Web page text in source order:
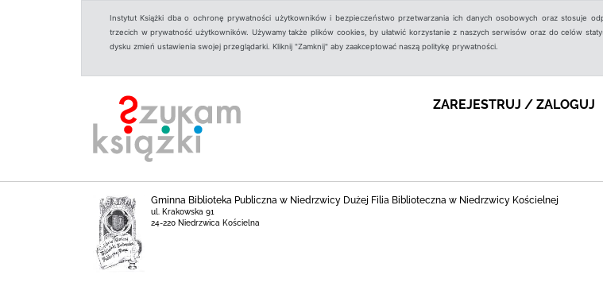
Instytut Książki dba o ochronę prywatności użytkowników i bezpieczeństwo przetwarzania ich danych osobowych oraz stosuje
trzecich w prywatność użytkowników. Używamy także plików cookies, by ułatwić korzystanie z naszych serwisów oraz do celów
dysku zmień ustawienia swojej przeglądarki. Kliknij "Zamknij" aby zaakceptować naszą politykę prywatności.
ZAREJESTRUJ / ZALOGUJ
Gminna Biblioteka Publiczna w Niedrzwicy Dużej Filia Biblioteczna w Niedrzwicy Kościelnej
ul. Krakowska 91
24-220 Niedrzwica Kościelna